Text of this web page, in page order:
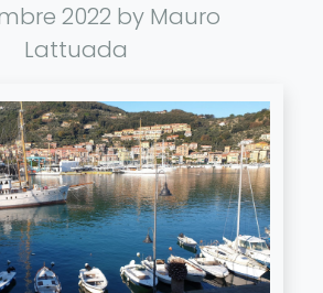
2022 by Mauro
Lattuada